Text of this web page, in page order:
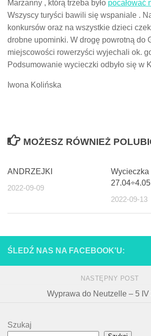
Marzanny , którą trzeba było pocałować
Wszyscy turyści bawili się wspaniale .
konkursów oraz na wszystkie dzieci
drobne upominki. W drogę powrotną do
miejscowości rowerzyści wyjechali ok.
Podsumowanie wycieczki odbyło się w
Iwona Kolińska
MOŻESZ RÓWNIEŻ
ANDRZEJKI
2022-09-09
Wycieczka
2022-09-13
ŚLEDŹ NAS NA FACEBOOK'U:
NASTĘPNY POST
Wyprawa do Neutzelle – 5 IV
Szukaj